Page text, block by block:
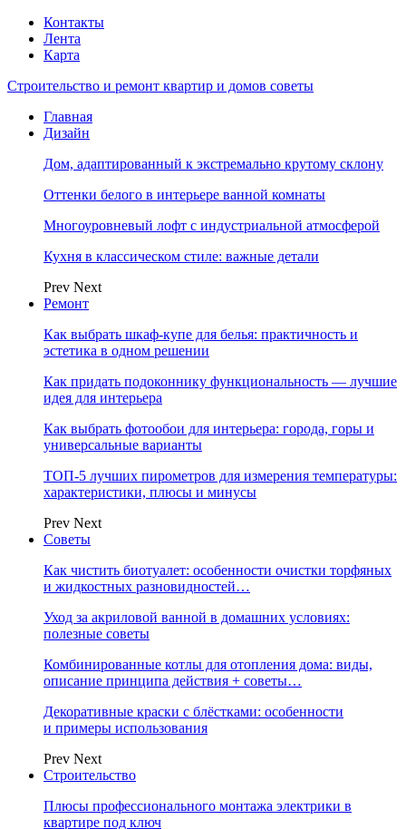
Контакты
Лента
Карта
Строительство и ремонт квартир и домов советы
Главная
Дизайн
Дом, адаптированный к экстремально крутому склону
Оттенки белого в интерьере ванной комнаты
Многоуровневый лофт с индустриальной атмосферой
Кухня в классическом стиле: важные детали
Prev Next
Ремонт
Как выбрать шкаф-купе для белья: практичность и
эстетика в одном решении
Как придать подоконнику функциональность — лучшие
идея для интерьера
Как выбрать фотообои для интерьера: города, горы и
универсальные варианты
ТОП-5 лучших пирометров для измерения температуры:
характеристики, плюсы и минусы
Prev Next
Советы
Как чистить биотуалет: особенности очистки торфяных
и жидкостных разновидностей…
Уход за акриловой ванной в домашних условиях:
полезные советы
Комбинированные котлы для отопления дома: виды,
описание принципа действия + советы…
Декоративные краски с блёстками: особенности
и примеры использования
Prev Next
Строительство
Плюсы профессионального монтажа электрики в
квартире под ключ